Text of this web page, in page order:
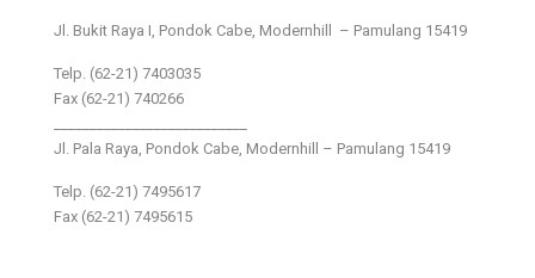
Jl. Bukit Raya I, Pondok Cabe, Modernhill – Pamulang 15419
Telp. (62-21) 7403035
Fax (62-21) 740266
Jl. Pala Raya, Pondok Cabe, Modernhill – Pamulang 15419
Telp. (62-21) 7495617
Fax (62-21) 7495615